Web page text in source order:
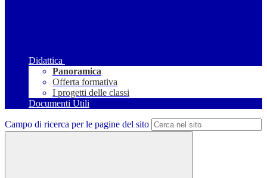
Didattica
Panoramica
Offerta formativa
I progetti delle classi
Documenti Utili
Campo di ricerca per le pagine del sito